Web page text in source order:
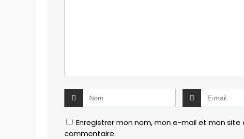
Enregistrer mon nom, mon e-mail et mon
commentaire.